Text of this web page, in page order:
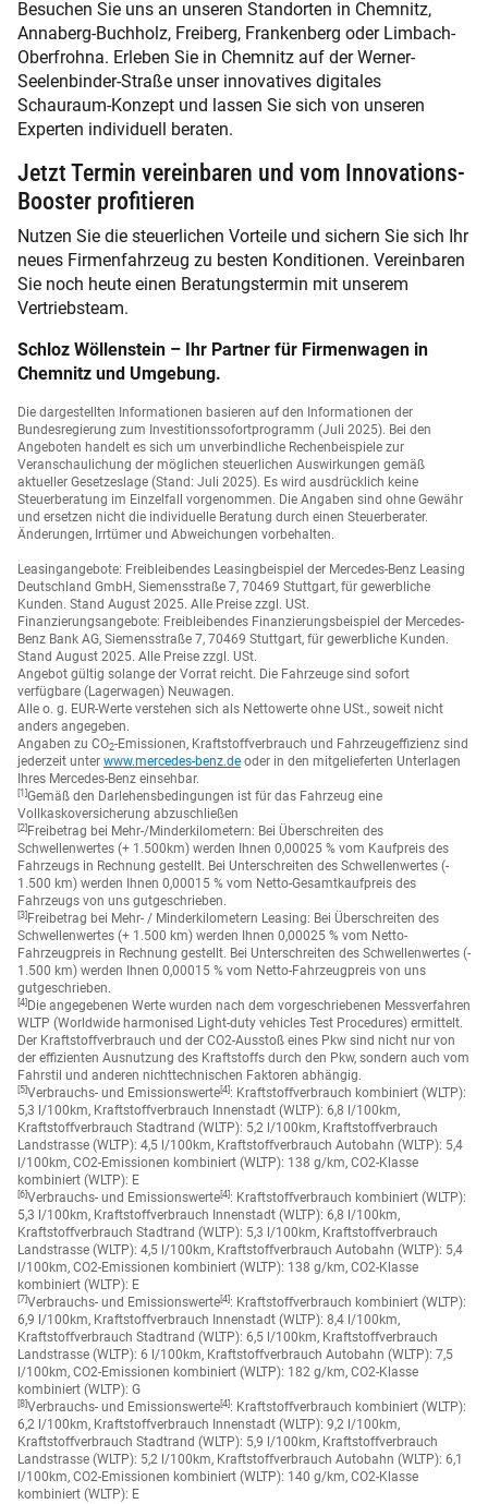
Besuchen Sie uns an unseren Standorten in Chemnitz,
Annaberg-Buchholz, Freiberg, Frankenberg oder Limbach-
Oberfrohna. Erleben Sie in Chemnitz auf der Werner-
Seelenbinder-Straße unser innovatives digitales
Schauraum-Konzept und lassen Sie sich von unseren
Experten individuell beraten.
Jetzt Termin vereinbaren und vom Innovations-
Booster profitieren
Nutzen Sie die steuerlichen Vorteile und sichern Sie sich Ihr
neues Firmenfahrzeug zu besten Konditionen. Vereinbaren
Sie noch heute einen Beratungstermin mit unserem
Vertriebsteam.
Schloz Wöllenstein – Ihr Partner für Firmenwagen in
Chemnitz und Umgebung.
Die dargestellten Informationen basieren auf den Informationen der
Bundesregierung zum Investitionssofortprogramm (Juli 2025). Bei den
Angeboten handelt es sich um unverbindliche Rechenbeispiele zur
Veranschaulichung der möglichen steuerlichen Auswirkungen gemäß
aktueller Gesetzeslage (Stand: Juli 2025). Es wird ausdrücklich keine
Steuerberatung im Einzelfall vorgenommen. Die Angaben sind ohne Gewähr
und ersetzen nicht die individuelle Beratung durch einen Steuerberater.
Änderungen, Irrtümer und Abweichungen vorbehalten.
Leasingangebote: Freibleibendes Leasingbeispiel der Mercedes-Benz Leasing
Deutschland GmbH, Siemensstraße 7, 70469 Stuttgart, für gewerbliche
Kunden. Stand August 2025. Alle Preise zzgl. USt.
Finanzierungsangebote: Freibleibendes Finanzierungsbeispiel der Mercedes-
Benz Bank AG, Siemensstraße 7, 70469 Stuttgart, für gewerbliche Kunden.
Stand August 2025. Alle Preise zzgl. USt.
Angebot gültig solange der Vorrat reicht. Die Fahrzeuge sind sofort
verfügbare (Lagerwagen) Neuwagen.
Alle o. g. EUR-Werte verstehen sich als Nettowerte ohne USt., soweit nicht
anders angegeben.
Angaben zu CO2-Emissionen, Kraftstoffverbrauch und Fahrzeugeffizienz sind
jederzeit unter www.mercedes-benz.de oder in den mitgelieferten Unterlagen
Ihres Mercedes-Benz einsehbar.
[1]Gemäß den Darlehensbedingungen ist für das Fahrzeug eine
Vollkaskoversicherung abzuschließen
[2] Freibetrag bei Mehr-/Minderkilometern: Bei Überschreiten des
Schwellenwertes (+ 1.500km) werden Ihnen 0,00025 % vom Kaufpreis des
Fahrzeugs in Rechnung gestellt. Bei Unterschreiten des Schwellenwertes (-
1.500 km) werden Ihnen 0,00015 % vom Netto-Gesamtkaufpreis des
Fahrzeugs von uns gutgeschrieben.
[3] Freibetrag bei Mehr- / Minderkilometern Leasing: Bei Überschreiten des
Schwellenwertes (+ 1.500 km) werden Ihnen 0,00025 % vom Netto-
Fahrzeugpreis in Rechnung gestellt. Bei Unterschreiten des Schwellenwertes (-
1.500 km) werden Ihnen 0,00015 % vom Netto-Fahrzeugpreis von uns
gutgeschrieben.
[4] Die angegebenen Werte wurden nach dem vorgeschriebenen Messverfahren
WLTP (Worldwide harmonised Light-duty vehicles Test Procedures) ermittelt.
Der Kraftstoffverbrauch und der CO2-Ausstoß eines Pkw sind nicht nur von
der effizienten Ausnutzung des Kraftstoffs durch den Pkw, sondern auch vom
Fahrstil und anderen nichttechnischen Faktoren abhängig.
[5]Verbrauchs- und Emissionswerte[4] : Kraftstoffverbrauch kombiniert (WLTP):
5,3 l/100km, Kraftstoffverbrauch Innenstadt (WLTP): 6,8 l/100km,
Kraftstoffverbrauch Stadtrand (WLTP): 5,2 l/100km, Kraftstoffverbrauch
Landstrasse (WLTP): 4,5 l/100km, Kraftstoffverbrauch Autobahn (WLTP): 5,4
l/100km, CO2-Emissionen kombiniert (WLTP): 138 g/km, CO2-Klasse
kombiniert (WLTP): E
[6]Verbrauchs- und Emissionswerte[4] : Kraftstoffverbrauch kombiniert (WLTP):
5,3 l/100km, Kraftstoffverbrauch Innenstadt (WLTP): 6,8 l/100km,
Kraftstoffverbrauch Stadtrand (WLTP): 5,3 l/100km, Kraftstoffverbrauch
Landstrasse (WLTP): 4,5 l/100km, Kraftstoffverbrauch Autobahn (WLTP): 5,4
l/100km, CO2-Emissionen kombiniert (WLTP): 138 g/km, CO2-Klasse
kombiniert (WLTP): E
[7]Verbrauchs- und Emissionswerte[4] : Kraftstoffverbrauch kombiniert (WLTP):
6,9 l/100km, Kraftstoffverbrauch Innenstadt (WLTP): 8,4 l/100km,
Kraftstoffverbrauch Stadtrand (WLTP): 6,5 l/100km, Kraftstoffverbrauch
Landstrasse (WLTP): 6 l/100km, Kraftstoffverbrauch Autobahn (WLTP): 7,5
l/100km, CO2-Emissionen kombiniert (WLTP): 182 g/km, CO2-Klasse
kombiniert (WLTP): G
[8]Verbrauchs- und Emissionswerte[4] : Kraftstoffverbrauch kombiniert (WLTP):
6,2 l/100km, Kraftstoffverbrauch Innenstadt (WLTP): 9,2 l/100km,
Kraftstoffverbrauch Stadtrand (WLTP): 5,9 l/100km, Kraftstoffverbrauch
Landstrasse (WLTP): 5,2 l/100km, Kraftstoffverbrauch Autobahn (WLTP): 6,1
l/100km, CO2-Emissionen kombiniert (WLTP): 140 g/km, CO2-Klasse
kombiniert (WLTP): E